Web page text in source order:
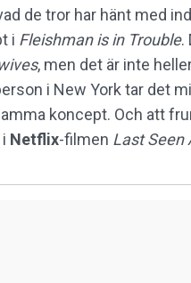
de tror har hänt med
i Fleishman is in Trouble.
, men det är inte
i New York tar det
koncept. Och att
Netflix-filmen Last Seen